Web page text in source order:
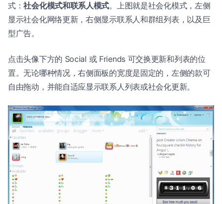
式：社会化模式和联系人模式。上图就是社会化模式，左侧
显示社会化网络更新，右侧显示联系人和群组列表，以及巨
型广告。
点击头像下方的 Social 或 Friends 可交换更新和列表的位
置。无论哪种情况，右侧面板的宽度是固定的，左侧的款可
自由拖动，并能自适应显示联系人列表或社会化更新。